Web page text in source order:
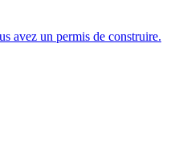
avez un permis de construire.